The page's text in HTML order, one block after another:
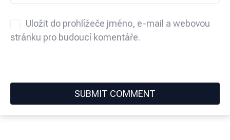
Uložit do prohlížeče jméno, e-mail a webovou
stránku pro budoucí komentáře.